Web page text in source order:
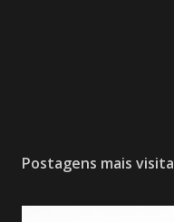
Postagens mais